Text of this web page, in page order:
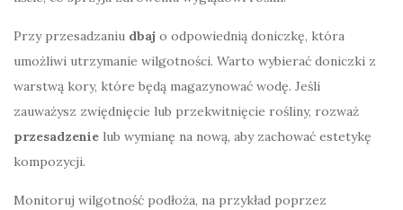
Przy przesadzaniu dbaj o odpowiednią doniczkę, która
umożliwi utrzymanie wilgotności. Warto wybierać doniczki z
warstwą kory, które będą magazynować wodę. Jeśli
zauważysz zwiędnięcie lub przekwitnięcie rośliny, rozważ
przesadzenie lub wymianę na nową, aby zachować estetykę
kompozycji.
Monitoruj wilgotność podłoża, na przykład poprzez